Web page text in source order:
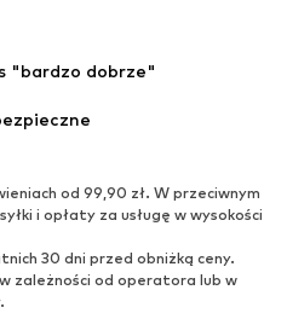
Buty sportowe
Dziedziny sportowe
"bardzo dobrze"
od 99,90 zł. W przeciwnym
i opłaty za usługę w wysokości
30 dni przed obniżką ceny.
zależności od operatora lub w